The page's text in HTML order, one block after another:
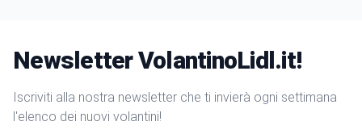
Newsletter VolantinoLidl.it!
Iscriviti alla nostra newsletter che ti invierà ogni settimana
l'elenco dei nuovi volantini!